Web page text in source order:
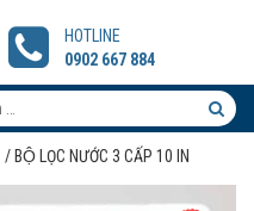
HOTLINE
0902 667 884
/ BỘ LỌC NƯỚC 3 CẤP 10 IN